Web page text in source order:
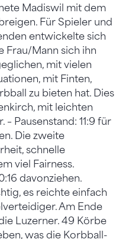
Madiswil mit dem
Für Spieler und
entwickelte sich
Frau/Mann sich ihn
mit vielen
mit Finten,
zu bieten hat. Dies
mit leichten
Pausenstand: 11:9 für
Die zweite
schnelle
viel Fairness.
davonziehen.
es reichte einfach
Am Ende
Luzerner. 49 Körbe
was die Korbball-